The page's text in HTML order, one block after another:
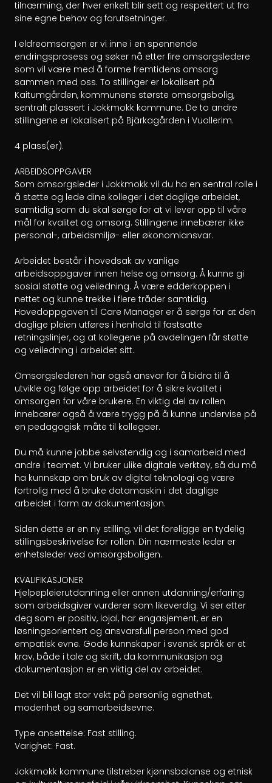
tilnærming, der hver enkelt blir sett og respektert ut fra
sine egne behov og forutsetninger.
I eldreomsorgen er vi inne i en spennende
endringsprosess og søker nå etter fire omsorgsledere
som vil være med å forme fremtidens omsorg
sammen med oss. To stillinger er lokalisert på
Kaitumgården, kommunens største omsorgsbolig,
sentralt plassert i Jokkmokk kommune. De to andre
stillingene er lokalisert på Bjärkagården i Vuollerim.
4 plass(er).
ARBEIDSOPPGAVER
Som omsorgsleder i Jokkmokk vil du ha en sentral rolle i
å støtte og lede dine kolleger i det daglige arbeidet,
samtidig som du skal sørge for at vi lever opp til våre
mål for kvalitet og omsorg. Stillingene innebærer ikke
personal-, arbeidsmiljø- eller økonomiansvar.
Arbeidet består i hovedsak av vanlige
arbeidsoppgaver innen helse og omsorg. Å kunne gi
sosial støtte og veiledning. Å være edderkoppen i
nettet og kunne trekke i flere tråder samtidig.
Hovedoppgaven til Care Manager er å sørge for at den
daglige pleien utføres i henhold til fastsatte
retningslinjer, og at kollegene på avdelingen får støtte
og veiledning i arbeidet sitt.
Omsorgslederen har også ansvar for å bidra til å
utvikle og følge opp arbeidet for å sikre kvalitet i
omsorgen for våre brukere. En viktig del av rollen
innebærer også å være trygg på å kunne undervise på
en pedagogisk måte til kollegaer.
Du må kunne jobbe selvstendig og i samarbeid med
andre i teamet. Vi bruker ulike digitale verktøy, så du må
ha kunnskap om bruk av digital teknologi og være
fortrolig med å bruke datamaskin i det daglige
arbeidet i form av dokumentasjon.
Siden dette er en ny stilling, vil det foreligge en tydelig
stillingsbeskrivelse for rollen. Din nærmeste leder er
enhetsleder ved omsorgsboligen.
KVALIFIKASJONER
Hjelpepleierutdanning eller annen utdanning/erfaring
som arbeidsgiver vurderer som likeverdig. Vi ser etter
deg som er positiv, lojal, har engasjement, er en
løsningsorientert og ansvarsfull person med god
empatisk evne. Gode kunnskaper i svensk språk er et
krav, både i tale og skrift, da kommunikasjon og
dokumentasjon er en viktig del av arbeidet.
Det vil bli lagt stor vekt på personlig egnethet,
modenhet og samarbeidsevne.
Type ansettelse: Fast stilling.
Varighet: Fast.
Jokkmokk kommune tilstreber kjønnsbalanse og etnisk